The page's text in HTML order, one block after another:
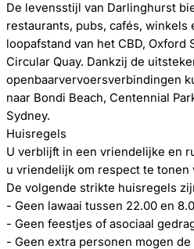
De levensstijl van Darlinghurst
restaurants, pubs, cafés, winkels
loopafstand van het CBD, Oxford
Circular Quay. Dankzij de
openbaarvervoersverbindingen
naar Bondi Beach, Centennial
Sydney.
Huisregels
U verblijft in een vriendelijke en
u vriendelijk om respect te
De volgende strikte huisregels
- Geen lawaai tussen 22.00 en
- Geen feestjes of asociaal
- Geen extra personen mogen